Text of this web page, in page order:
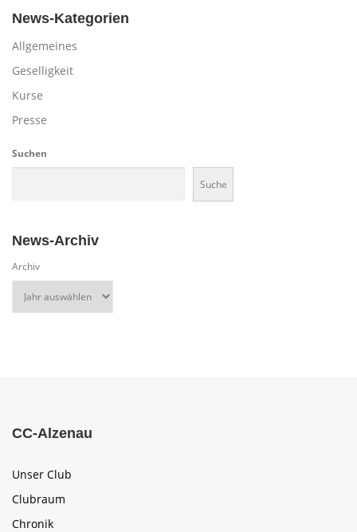
News-Kategorien
Allgemeines
Geselligkeit
Kurse
Presse
Suchen
Suche
News-Archiv
Archiv
CC-Alzenau
Unser Club
Clubraum
Chronik